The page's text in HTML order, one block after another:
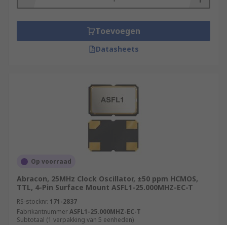
Toevoegen
Datasheets
Op voorraad
Abracon, 25MHz Clock Oscillator, ±50 ppm HCMOS,
TTL, 4-Pin Surface Mount ASFL1-25.000MHZ-EC-T
RS-stocknr. 171-2837
FabrikantnummerASFL1-25.000MHZ-EC-T
Subtotaal (1 verpakking van 5 eenheden)